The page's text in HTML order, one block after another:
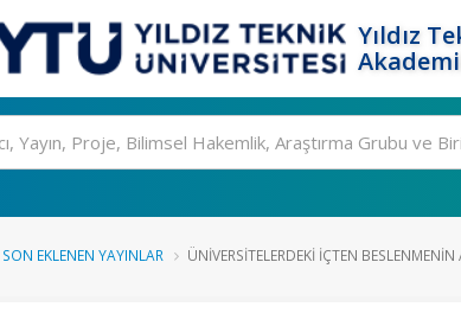
Yıldız
SON EKLENEN YAYINLAR ÜNIVERSITELERDEKI İÇTEN BESLENMENIN